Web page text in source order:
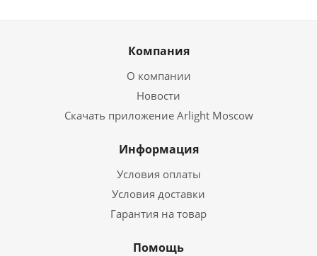
Компания
О компании
Новости
Скачать приложение Arlight Moscow
Информация
Условия оплаты
Условия доставки
Гарантия на товар
Помощь